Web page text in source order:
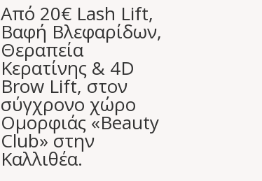
Από 20€ Lash Lift,
Βαφή Βλεφαρίδων,
Θεραπεία
Κερατίνης & 4D
Brow Lift, στον
σύγχρονο χώρο
Ομορφιάς «Beauty
Club» στην
Καλλιθέα.